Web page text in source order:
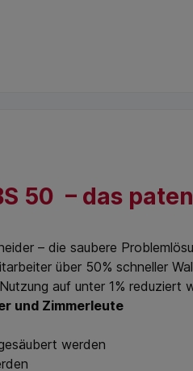
50 – das
– die saubere
über 50% schneller
auf unter 1% reduziert
und Zimmerleute
werden